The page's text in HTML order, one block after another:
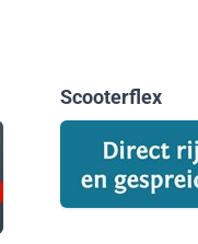
Scooterflex